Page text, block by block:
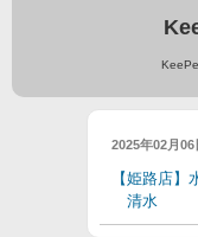
2025年02月06
【姫路店】
清水